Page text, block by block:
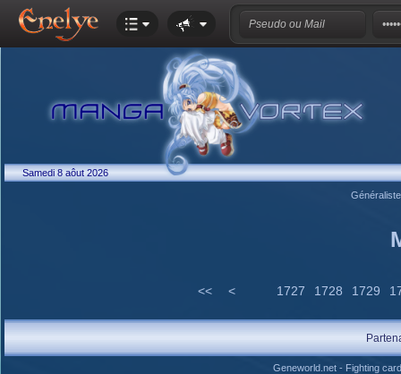
Samedi 8 aôut 2026
<< < 1727 1728 1729
Geneworld.net- Fighting